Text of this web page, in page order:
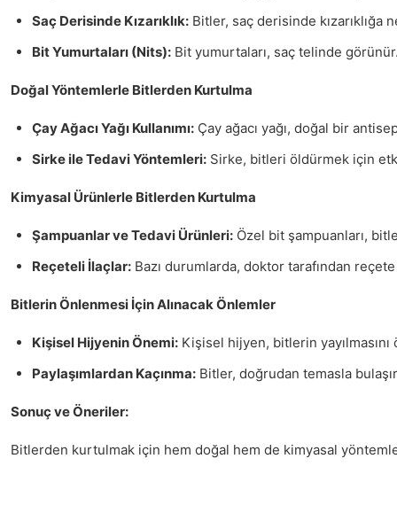
Saç Derisinde Kızarıklık: Bitler, saç derisinde
Bit Yumurtaları (Nits): Bit yumurtaları, saç telinde
Doğal Yöntemlerle Bitlerden Kurtulma
Çay Ağacı Yağı Kullanımı: Çay ağacı yağı, doğal bir
Sirke ile Tedavi Yöntemleri: Sirke, bitleri öldürmek için
Kimyasal Ürünlerle Bitlerden Kurtulma
Şampuanlar ve Tedavi Ürünleri: Özel bit şampuanları,
Reçeteli İlaçlar: Bazı durumlarda, doktor tarafından
Bitlerin Önlenmesi İçin Alınacak Önlemler
Kişisel Hijyenin Önemi: Kişisel hijyen, bitlerin
Paylaşımlardan Kaçınma: Bitler, doğrudan temasla
Sonuç ve Öneriler:
Bitlerden kurtulmak için hem doğal hem de kimyasal